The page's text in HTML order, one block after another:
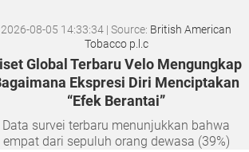
2026-08-05 14:33:34 | Source: British American
Tobacco p.l.c
Global Terbaru Velo Mengungkap
Ekspresi Diri Menciptakan
“Efek Berantai”
Data survei terbaru menunjukkan bahwa
empat dari sepuluh orang dewasa (39%)